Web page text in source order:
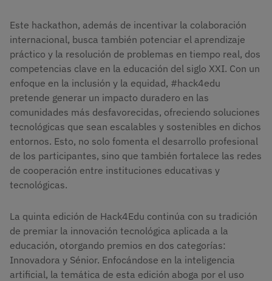
Este hackathon, además de incentivar la colaboración
internacional, busca también potenciar el aprendizaje
práctico y la resolución de problemas en tiempo real, dos
competencias clave en la educación del siglo XXI. Con un
enfoque en la inclusión y la equidad, #hack4edu
pretende generar un impacto duradero en las
comunidades más desfavorecidas, ofreciendo soluciones
tecnológicas que sean escalables y sostenibles en dichos
entornos. Esto, no solo fomenta el desarrollo profesional
de los participantes, sino que también fortalece las redes
de cooperación entre instituciones educativas y
tecnológicas.
La quinta edición de Hack4Edu continúa con su tradición
de premiar la innovación tecnológica aplicada a la
educación, otorgando premios en dos categorías:
Innovadora y Sénior. Enfocándose en la inteligencia
artificial, la temática de esta edición aboga por el uso